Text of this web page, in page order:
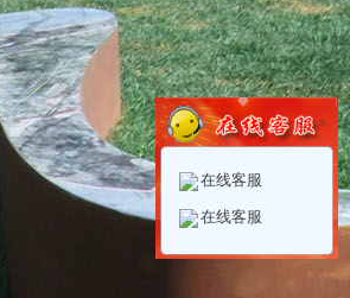
×
在线客服
在线客服